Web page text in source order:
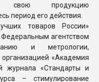
свою продукцию
период его действия.
товаров России»
агентством
и метрологии,
«Академия
журнала «Стандарты и
– стимулирование